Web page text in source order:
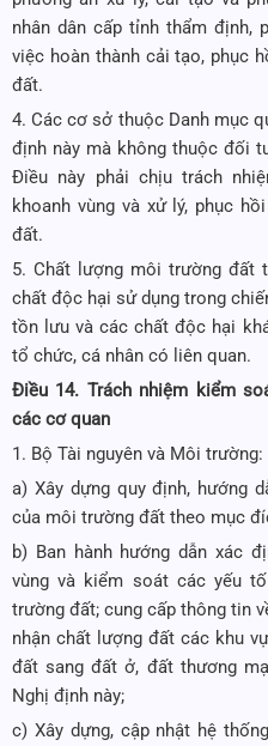
nhân dân cấp tỉnh thẩm định,
việc hoàn thành cải tạo, phục
đất.
4. Các cơ sở thuộc Danh mục
định này mà không thuộc đối
Điều này phải chịu trách
khoanh vùng và xử lý, phục
đất.
5. Chất lượng môi trường đất
chất độc hại sử dụng trong
tồn lưu và các chất độc hại
tổ chức, cá nhân có liên quan.
Điều 14. Trách nhiệm kiểm
các cơ quan
1. Bộ Tài nguyên và Môi trường:
a) Xây dựngquy định, hướng
của môi trường đất theo mục
b) Ban hành hướng dẫn xác
vùng và kiểm soát các yếu
trường đất; cung cấp thông tin
nhận chất lượng đất các khu
đất sang đất ở, đất thương
Nghị định này;
c) Xây dựng, cập nhật hệ